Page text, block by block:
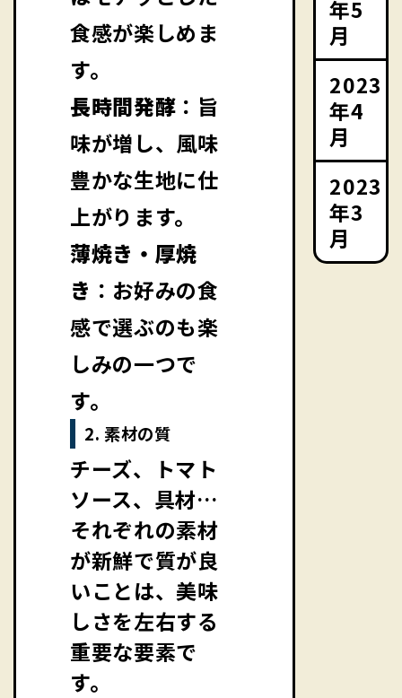
食感が楽しめま
す。
長時間発酵 ：旨
味が増し、風味
豊かな生地に仕
上がります。
薄焼き・厚焼
き ：お好みの食
感で選ぶのも楽
しみの一つで
す。
2. 素材の質
チーズ、トマト
ソース、具材…
それぞれの素材
が新鮮で質が良
いことは、美味
しさを左右する
重要な要素で
す。
年5
月
2023
年4
月
2023
年3
月